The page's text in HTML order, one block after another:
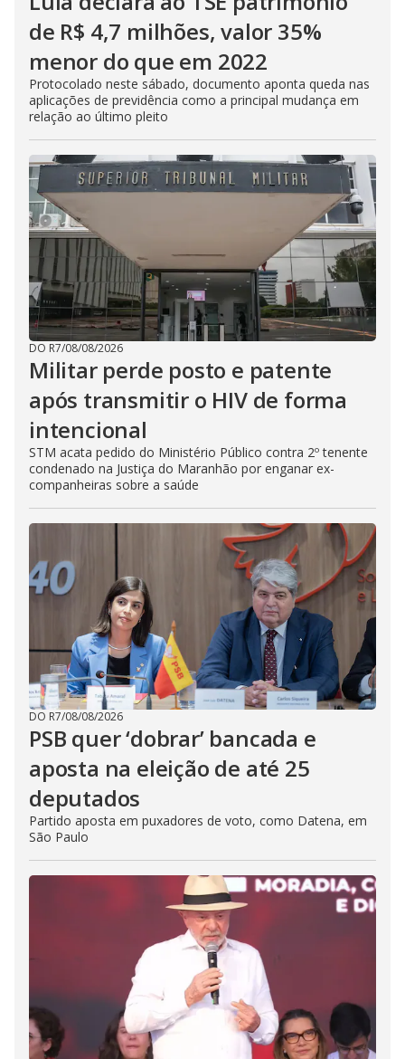
de R$ 4,7 milhões, valor 35%
menor do que em 2022
Protocolado neste sábado, documento aponta queda nas
aplicações de previdência como a principal mudança em
relação ao último pleito
DO R7/08/08/2026
Militar perde posto e patente
após transmitir o HIV de forma
intencional
STM acata pedido do Ministério Público contra 2º tenente
condenado na Justiça do Maranhão por enganar ex-
companheiras sobre a saúde
DO R7/08/08/2026
PSB quer ‘dobrar’ bancada e
aposta na eleição de até 25
deputados
Partido aposta em puxadores de voto, como Datena, em
São Paulo